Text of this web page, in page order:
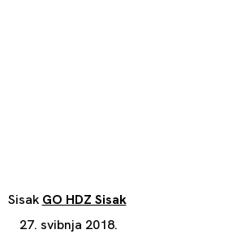
Sisak GO HDZ Sisak
27. svibnja 2018.